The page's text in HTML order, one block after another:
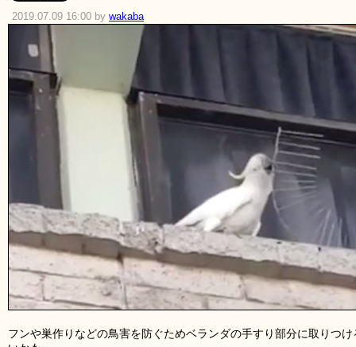
2019.07.09 16:00 by wakaba
フンや巣作りなどの鳥害を防ぐためベランダの手すり部分に取りつ